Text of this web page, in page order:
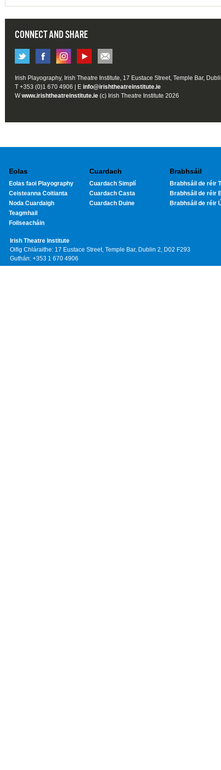
CONNECT AND SHARE
Irish Playography, Irish Theatre Institute, 17 Eustace Street, Temple Bar,
T +353 (0)1 670 4906 | E info@irishtheatreinstitute.ie
Wwww.irishtheatreinstitute.ie (c) Irish Theatre Institute 2026
Eolas
Eolas faoi Playography
Ceisteanna Coitianta
Noda Cuardaigh
Teagmhail
Foilseacháin
Cuardach
Cuardach Simplí
Cuardach Casta
Cuardach Duine
Brabhsáil
Brabhsáil de réir
Brabhsáil de réir
Brabhsáil de réir
Irish Theatre Institute
Oifig Chláraithe: 17 Eustace Street, Temple Bar, Dublin 2, D02 F293
Guthán: +353 1 670 4906